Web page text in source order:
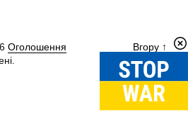
Оголошення
Вгору ↑